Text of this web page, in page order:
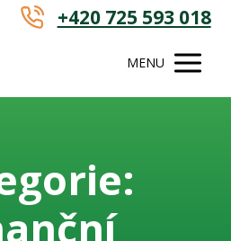
+420 725 593 018
MENU